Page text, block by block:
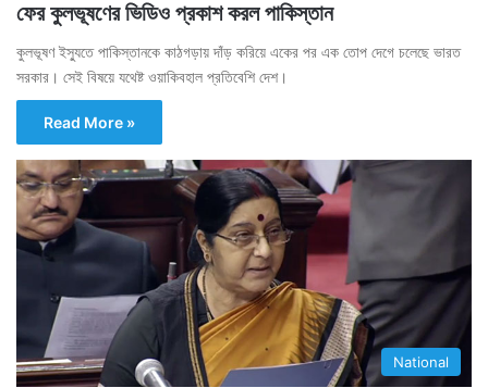
ফের কুলভূষণের ভিডিও প্রকাশ করল পাকিস্তান
কুলভূষণ ইস্যুতে পাকিস্তানকে কাঠগড়ায় দাঁড় করিয়ে একের পর এক তোপ দেগে চলেছে ভারত
সরকার। সেই বিষয়ে যথেষ্ট ওয়াকিবহাল প্রতিবেশি দেশ।
Read More »
National